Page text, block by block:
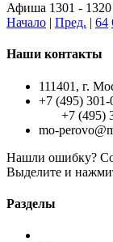
Афиша 1301 - 1320
Начало | Пред. | 64
Наши контакты
111401, г.
+7 (495) 301-
+7 (495)
mo-
Нашли ошибку?
Выделите и
Разделы